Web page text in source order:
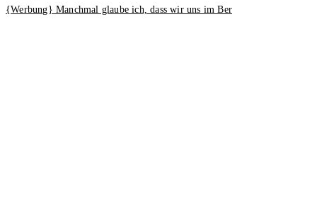
{Werbung} Manchmal glaube ich, dass wir uns im Ber